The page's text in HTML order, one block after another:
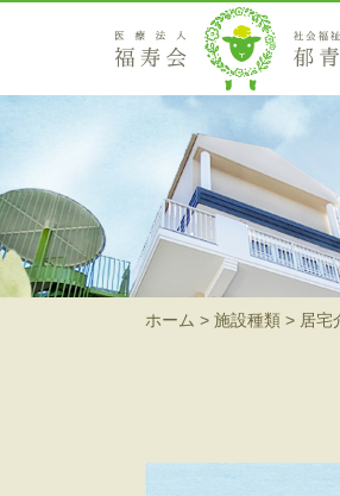
藤戸クリニック
訪問看護ステーショ
ホーム 施設種類 居宅